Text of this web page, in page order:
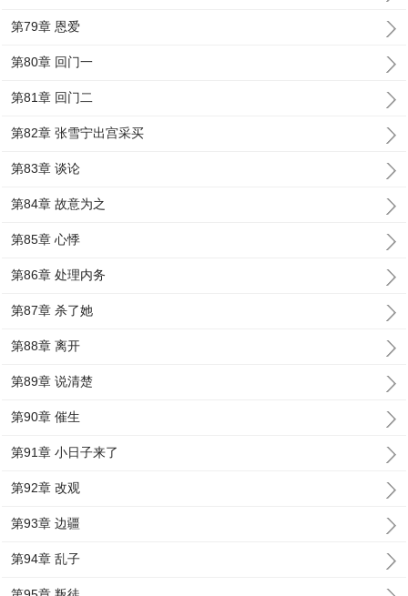
第79章 恩爱
第80章 回门一
第81章 回门二
第82章 张雪宁出宫采买
第83章 谈论
第84章 故意为之
第85章 心悸
第86章 处理内务
第87章 杀了她
第88章 离开
第89章 说清楚
第90章 催生
第91章 小日子来了
第92章 改观
第93章 边疆
第94章 乱子